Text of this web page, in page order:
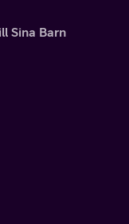
Sina Barn